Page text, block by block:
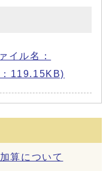
イル名：
119.15KB)
算について